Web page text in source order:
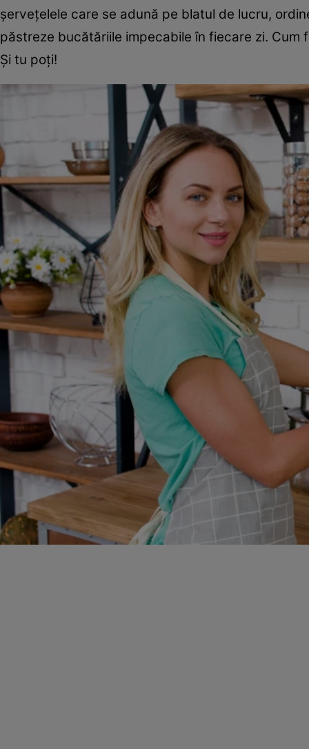
șervețelele care se adună pe blatul de lucru,
păstreze bucătăriile impecabile în fiecare zi.
Și tu poți!